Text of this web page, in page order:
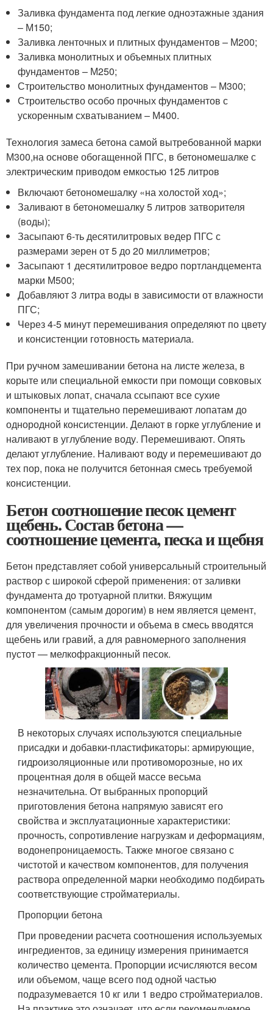
Заливка фундамента под легкие одноэтажные здания
– М150;
Заливка ленточных и плитных фундаментов – М200;
Заливка монолитных и объемных плитных
фундаментов – М250;
Строительство монолитных фундаментов – М300;
Строительство особо прочных фундаментов с
ускоренным схватыванием – М400.
Технология замеса бетона самой вытребованной марки
М300,на основе обогащенной ПГС, в бетономешалке с
электрическим приводом емкостью 125 литров
Включают бетономешалку «на холостой ход»;
Заливают в бетономешалку 5 литров затворителя
(воды);
Засыпают 6-ть десятилитровых ведер ПГС с
размерами зерен от 5 до 20 миллиметров;
Засыпают 1 десятилитровое ведро портландцемента
марки М500;
Добавляют 3 литра воды в зависимости от влажности
ПГС;
Через 4-5 минут перемешивания определяют по цвету
и консистенции готовность материала.
При ручном замешивании бетона на листе железа, в
корыте или специальной емкости при помощи совковых
и штыковых лопат, сначала ссыпают все сухие
компоненты и тщательно перемешивают лопатам до
однородной консистенции. Делают в горке углубление и
наливают в углубление воду. Перемешивают. Опять
делают углубление. Наливают воду и перемешивают до
тех пор, пока не получится бетонная смесь требуемой
консистенции.
Бетон соотношение песок цемент
щебень. Состав бетона —
соотношение цемента, песка и щебня
Бетон представляет собой универсальный строительный
раствор с широкой сферой применения: от заливки
фундамента до тротуарной плитки. Вяжущим
компонентом (самым дорогим) в нем является цемент,
для увеличения прочности и объема в смесь вводятся
щебень или гравий, а для равномерного заполнения
пустот — мелкофракционный песок.
В некоторых случаях используются специальные
присадки и добавки-пластификаторы: армирующие,
гидроизоляционные или противоморозные, но их
процентная доля в общей массе весьма
незначительна. От выбранных пропорций
приготовления бетона напрямую зависят его
свойства и эксплуатационные характеристики:
прочность, сопротивление нагрузкам и деформациям,
водонепроницаемость. Также многое связано с
чистотой и качеством компонентов, для получения
раствора определенной марки необходимо подбирать
соответствующие стройматериалы.
Пропорции бетона
При проведении расчета соотношения используемых
ингредиентов, за единицу измерения принимается
количество цемента. Пропорции исчисляются весом
или объемом, чаще всего под одной частью
подразумевается 10 кг или 1 ведро стройматериалов.